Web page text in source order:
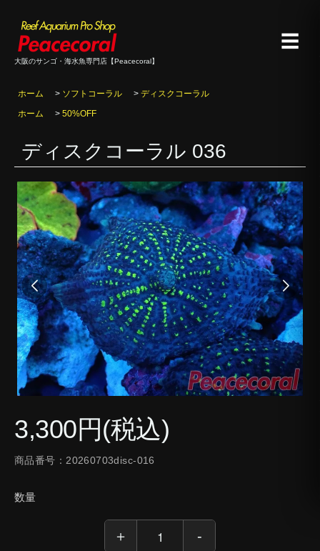
大阪のサンゴ・海水魚専門店【Peacecoral】
☰
ホーム > ソフトコーラル > ディスクコーラル
ホーム
> 50%OFF
ディスクコーラル 036
3,300円(税込)
商品番号：20260703disc-016
数量